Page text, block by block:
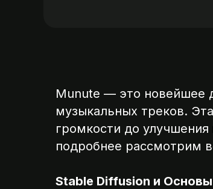
Munute — это новейшее
музыкальных треков.
громкости до
подробнее рассмотрим
Stable Diffusion и